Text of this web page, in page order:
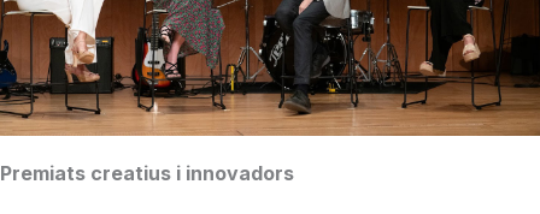
Premiats creatius i innovadors